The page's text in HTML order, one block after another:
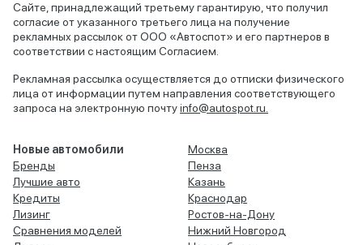
Сайте, принадлежащий третьему гарантирую, что получил
согласие от указанного третьего лица на получение
рекламных рассылок от ООО «Автоспот» и его партнеров в
соответствии с настоящим Согласием.
Рекламная рассылка осуществляется до отписки физического
лица от информации путем направления соответствующего
запроса на электронную почтуinfo@autospot.ru.
Новые автомобили
Бренды
Лучшие авто
Кредиты
Лизинг
Сравнения моделей
Москва
Пенза
Казань
Краснодар
Ростов-на-Дону
Нижний Новгород